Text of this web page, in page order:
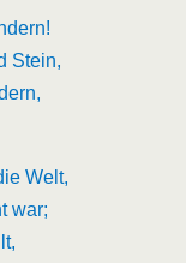
Stein,
Welt,
war;